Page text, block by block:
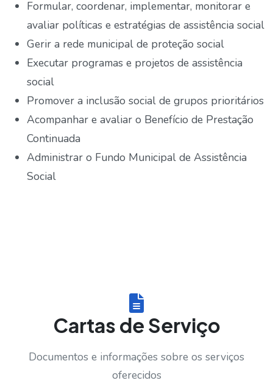
Formular, coordenar, implementar, monitorar e
avaliar políticas e estratégias de assistência social
Gerir a rede municipal de proteção social
Executar programas e projetos de assistência
social
Promover a inclusão social de grupos prioritários
Acompanhar e avaliar o Benefício de Prestação
Continuada
Administrar o Fundo Municipal de Assistência
Social
Cartas de Serviço
Documentos e informações sobre os serviços
oferecidos